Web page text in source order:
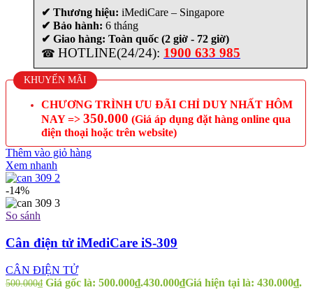
✔ Thương hiệu: iMediCare – Singapore
✔ Bảo hành: 6 tháng
✔ Giao hàng: Toàn quốc (2 giờ - 72 giờ)
☎ HOTLINE(24/24): 1900 633 985
KHUYẾN MÃI
CHƯƠNG TRÌNH ƯU ĐÃI CHỈ DUY NHẤT HÔM
NAY => 350.000 (Giá áp dụng đặt hàng online qua
điện thoại hoặc trên website)
Thêm vào giỏ hàng
Xem nhanh
-14%
So sánh
Cân điện tử iMediCare iS-309
CÂN ĐIỆN TỬ
500.000₫ Giá gốc là: 500.000₫.430.000₫Giá hiện tại là: 430.000₫.